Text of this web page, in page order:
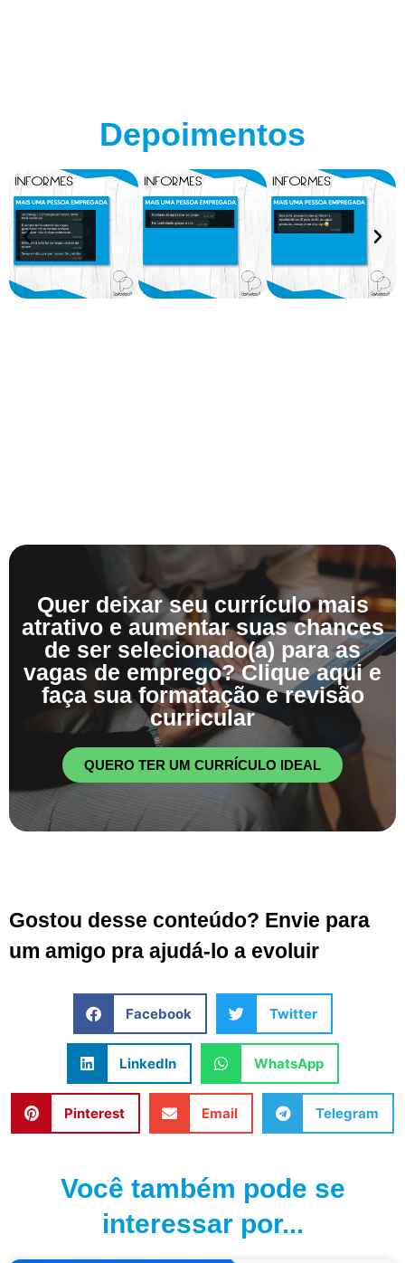
Depoimentos
Quer deixar seu currículo mais
atrativo e aumentar suas chances
de ser selecionado(a) para as
vagas de emprego? Clique aqui e
faça sua formatação e revisão
curricular
QUERO TER UM CURRÍCULO IDEAL
Gostou desse conteúdo? Envie para
um amigo pra ajudá-lo a evoluir
Facebook Twitter
LinkedIn WhatsApp
Pinterest Email Telegram
Você também pode se
interessar por...